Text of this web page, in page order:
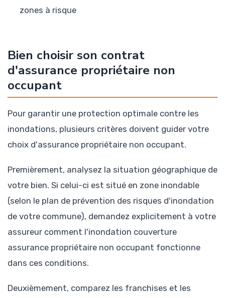
zones à risque
Bien choisir son contrat
d'assurance propriétaire non
occupant
Pour garantir une protection optimale contre les
inondations, plusieurs critères doivent guider votre
choix d'assurance propriétaire non occupant.
Premièrement, analysez la situation géographique de
votre bien. Si celui-ci est situé en zone inondable
(selon le plan de prévention des risques d'inondation
de votre commune), demandez explicitement à votre
assureur comment l'inondation couverture
assurance propriétaire non occupant fonctionne
dans ces conditions.
Deuxièmement, comparez les franchises et les